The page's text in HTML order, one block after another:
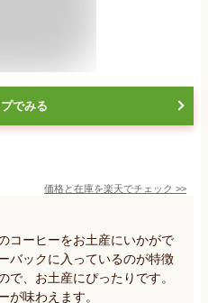
でみる
価格と在庫を楽天でチェック >>
コーヒーをお土産にいかがで
バックに入っているのが特徴
で、お土産にぴったりです。
が味わえます。